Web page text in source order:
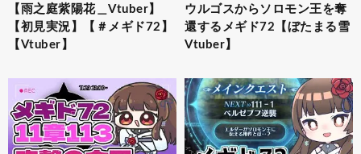
【雨之庭紫陽花＿Vtuber】
【初見実況】【＃メギド72】
【Vtuber】
ウルゴスからソロモン王を奪
還するメギド72【ぼたまる雪
Vtuber】